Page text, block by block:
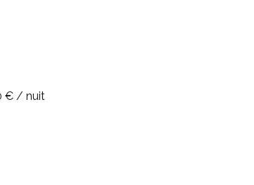
€ / nuit